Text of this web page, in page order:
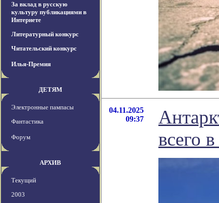
За вклад в русскую
культуру публикациями в
Интернете
Литературный конкурс
Читательский конкурс
Илья-Премия
ДЕТЯМ
Электронные пампасы
Фантастика
Форум
АРХИВ
Текущий
2003
04.11.2025
09:37
всего